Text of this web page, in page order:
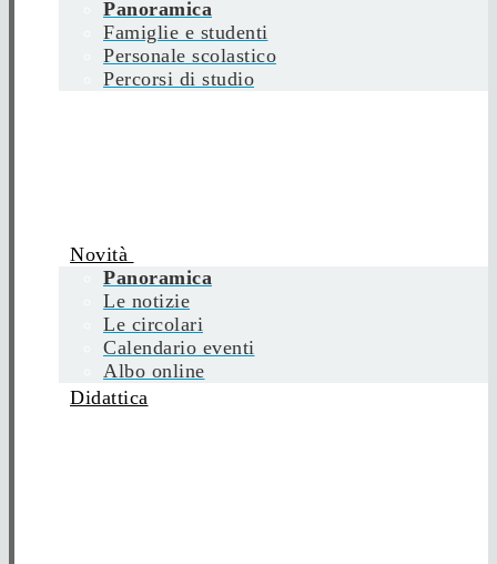
Panoramica
Famiglie e studenti
Personale scolastico
Percorsi di studio
Novità
Panoramica
Le notizie
Le circolari
Calendario eventi
Albo online
Didattica